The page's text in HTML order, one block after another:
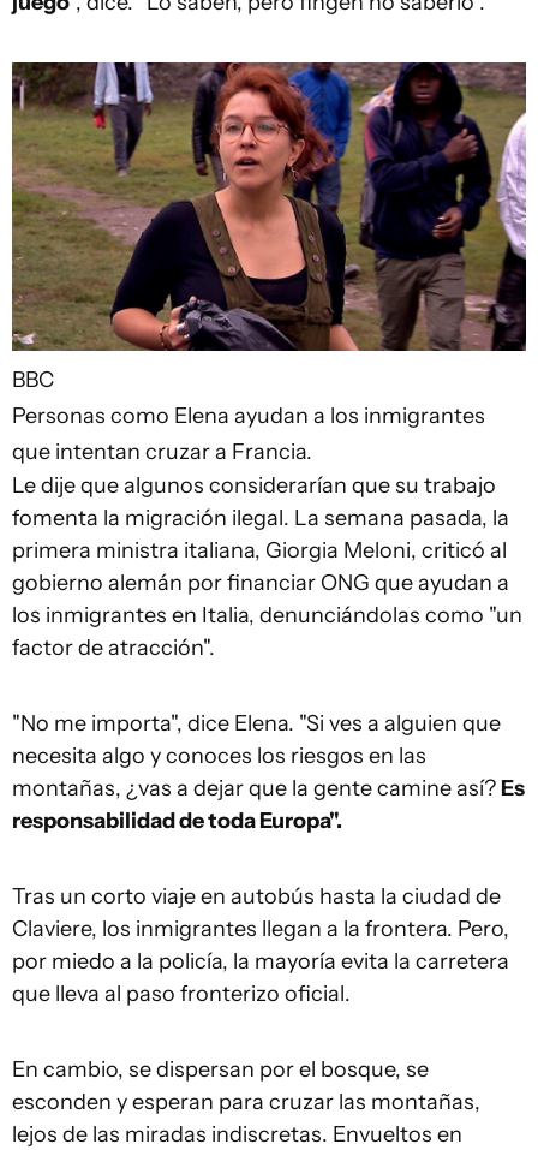
BBC
Personas como Elena ayudan a los inmigrantes
que intentan cruzar a Francia.
Le dije que algunos considerarían que su trabajo
fomenta la migración ilegal. La semana pasada, la
primera ministra italiana, Giorgia Meloni, criticó al
gobierno alemán por financiar ONG que ayudan a
los inmigrantes en Italia, denunciándolas como "un
factor de atracción".
"No me importa", dice Elena. "Si ves a alguien que
necesita algo y conoces los riesgos en las
montañas, ¿vas a dejar que la gente camine así? Es
responsabilidad de toda Europa".
Tras un corto viaje en autobús hasta la ciudad de
Claviere, los inmigrantes llegan a la frontera. Pero,
por miedo a la policía, la mayoría evita la carretera
que lleva al paso fronterizo oficial.
En cambio, se dispersan por el bosque, se
esconden y esperan para cruzar las montañas,
lejos de las miradas indiscretas. Envueltos en